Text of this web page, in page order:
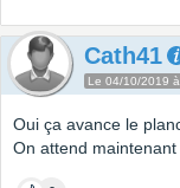
Cath41
Le 04/10/2019
Oui ça avance le
On attend maintenant